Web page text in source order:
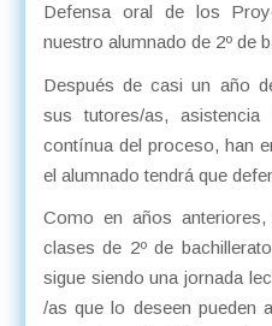
Defensa oral de los
nuestro alumnado de 2º de
Después de casi un año
sus tutores/as,
contínua del proceso, han
el alumnado tendrá que
Como en años
clases de 2º de
sigue siendo una jornada
/as que lo deseen pueden